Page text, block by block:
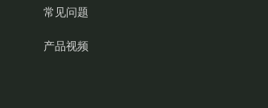
常见问题
产品视频